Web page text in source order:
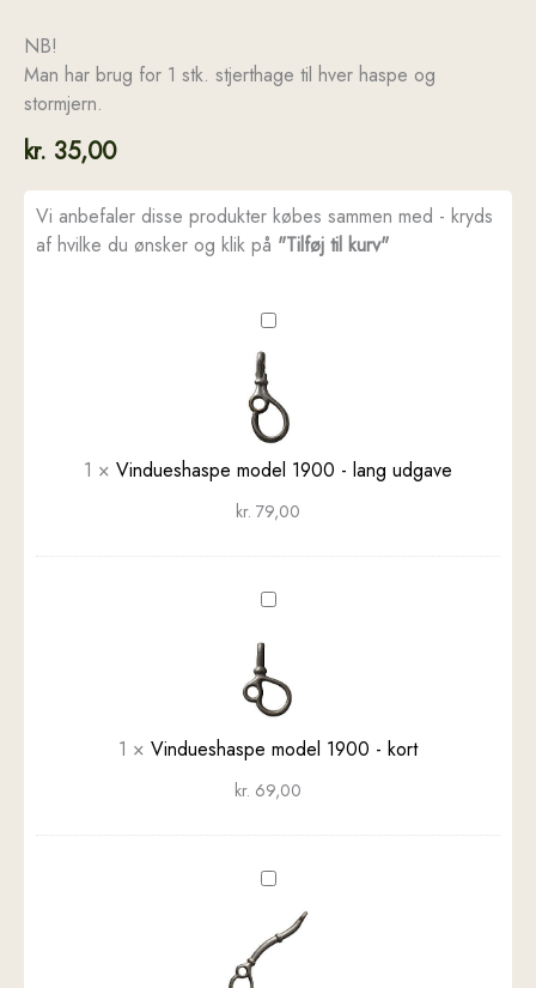
NB!
Man har brug for 1 stk. stjerthage til hver haspe og
stormjern.
kr. 35,00
Vi anbefaler disse produkter købes sammen med - kryds
af hvilke du ønsker og klik på "Tilføj til kurv"
Vindueshaspe
model
1900
-
lang
udgave
1 × Vindueshaspe model 1900 - lang udgave
kr. 79,00
Vindueshaspe
1900
-
kort
1 × Vindueshaspe model 1900 - kort
kr. 69,00
Stormkrog
model
1900
-